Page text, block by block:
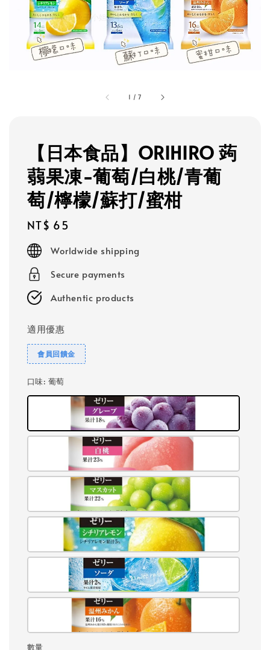
1 /7
【日本食品】ORIHIRO 蒟
蒻果凍-葡萄/白桃/青葡
萄/檸檬/蘇打/蜜柑
Regular
price
NT$ 65
Worldwide shipping
Secure payments
Authentic products
適用優惠
會員回饋金
口味: 葡萄
數量